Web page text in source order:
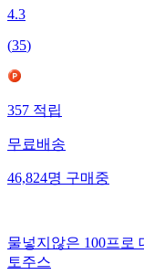
4.3
(35)
357적립
무료배송
46,824명구매중
물넣지않은 100프로
토주스